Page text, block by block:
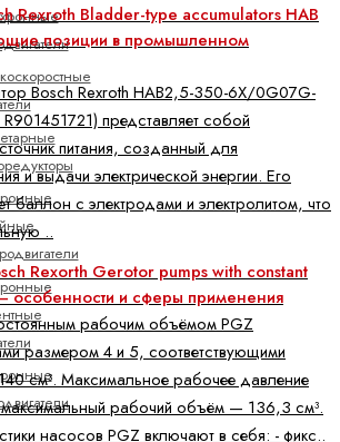
Rexroth Bladder-type accumulators HAB
позиции в промышленном
Bosch Rexroth HAB2,5-350-6X/0G07G-
представляет собой
питания, созданный для
и выдачи электрической энергии. Его
баллон с электродами и электролитом, что
..
Rexorth Gerotor pumps with constant
особенности и сферы применения
рабочим объёмом PGZ
размером 4 и 5, соответствующими
см³. Максимальное рабочее давление
рабочий объём — 136,3 см³.
насосов PGZ включают в себя: - фикс..